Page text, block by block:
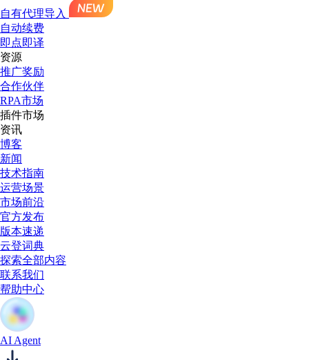
自有代理导入
自动续费
即点即译
资源
推广奖励
合作伙伴
RPA市场
插件市场
资讯
博客
新闻
技术指南
运营场景
市场前沿
官方发布
版本速递
云登词典
探索全部内容
联系我们
帮助中心
AI Agent